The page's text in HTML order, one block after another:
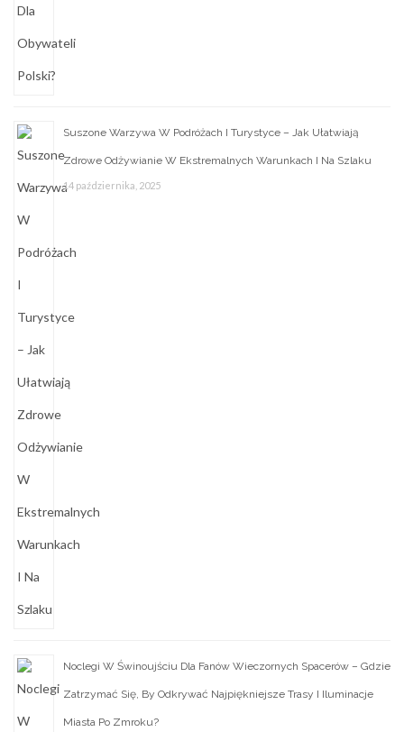
Suszone Warzywa W Podróżach I Turystyce – Jak Ułatwiają
Zdrowe Odżywianie W Ekstremalnych Warunkach I Na Szlaku
14 października, 2025
Noclegi W Świnoujściu Dla Fanów Wieczornych Spacerów – Gdzie
Zatrzymać Się, By Odkrywać Najpiękniejsze Trasy I Iluminacje
Miasta Po Zmroku?